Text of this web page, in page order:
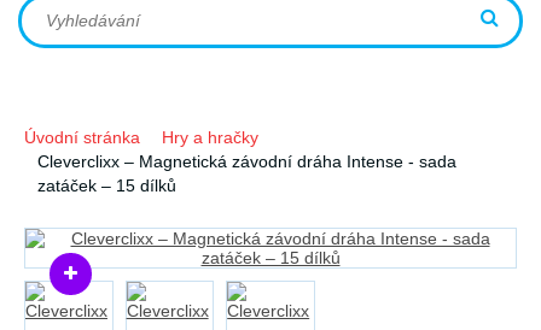
Úvodní stránka
Hry a hračky
Cleverclixx – Magnetická závodní dráha Intense - sada
zatáček – 15 dílků